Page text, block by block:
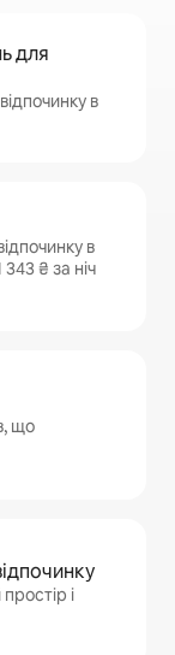
для
в
в
₴ за ніч
що
і